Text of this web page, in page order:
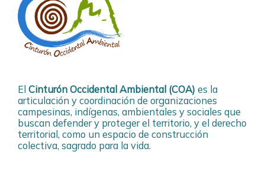
El Cinturón Occidental Ambiental (COA) es la
articulación y coordinación de organizaciones
campesinas, indígenas, ambientales y sociales que
buscan defender y proteger el territorio, y el derecho
territorial, como un espacio de construcción
colectiva, sagrado para la vida.